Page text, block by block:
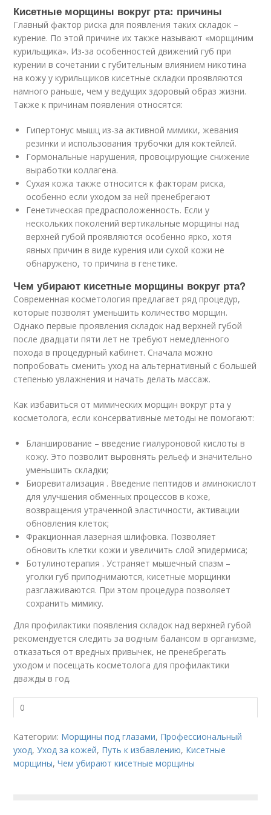
Кисетные морщины вокруг рта: причины
Главный фактор риска для появления таких складок –
курение. По этой причине их также называют «морщиним
курильщика». Из-за особенностей движений губ при
курении в сочетании с губительным влиянием никотина
на кожу у курильщиков кисетные складки проявляются
намного раньше, чем у ведущих здоровый образ жизни.
Также к причинам появления относятся:
Гипертонус мышц из-за активной мимики, жевания
резинки и использования трубочки для коктейлей.
Гормональные нарушения, провоцирующие снижение
выработки коллагена.
Сухая кожа также относится к факторам риска,
особенно если уходом за ней пренебрегают
Генетическая предрасположенность. Если у
нескольких поколений вертикальные морщины над
верхней губой проявляются особенно ярко, хотя
явных причин в виде курения или сухой кожи не
обнаружено, то причина в генетике.
Чем убирают кисетные морщины вокруг рта?
Современная косметология предлагает ряд процедур,
которые позволят уменьшить количество морщин.
Однако первые проявления складок над верхней губой
после двадцати пяти лет не требуют немедленного
похода в процедурный кабинет. Сначала можно
попробовать сменить уход на альтернативный с большей
степенью увлажнения и начать делать массаж.
Как избавиться от мимических морщин вокруг рта у
косметолога, если консервативные методы не помогают:
Бланширование – введение гиалуроновой кислоты в
кожу. Это позволит выровнять рельеф и значительно
уменьшить складки;
Биоревитализация . Введение пептидов и аминокислот
для улучшения обменных процессов в коже,
возвращения утраченной эластичности, активации
обновления клеток;
Фракционная лазерная шлифовка. Позволяет
обновить клетки кожи и увеличить слой эпидермиса;
Ботулинотерапия . Устраняет мышечный спазм –
уголки губ приподнимаются, кисетные морщинки
разглаживаются. При этом процедура позволяет
сохранить мимику.
Для профилактики появления складок над верхней губой
рекомендуется следить за водным балансом в организме,
отказаться от вредных привычек, не пренебрегать
уходом и посещать косметолога для профилактики
дважды в год.
0
Категории: Морщины под глазами, Профессиональный
уход,Уход за кожей, Путь к избавлению, Кисетные
морщины,Чем убирают кисетные морщины